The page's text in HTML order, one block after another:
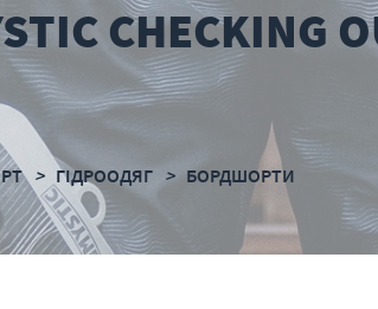
CHECKING
ГІДРООДЯГ БОРДШОРТИ